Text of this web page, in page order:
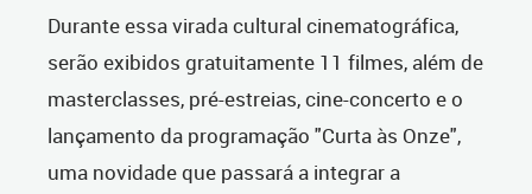
Durante essa virada cultural cinematográfica,
serão exibidos gratuitamente 11 filmes, além de
masterclasses, pré-estreias, cine-concerto e o
lançamento da programação "Curta às Onze",
uma novidade que passará a integrar a